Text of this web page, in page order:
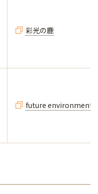
彩光の鹿
future environment